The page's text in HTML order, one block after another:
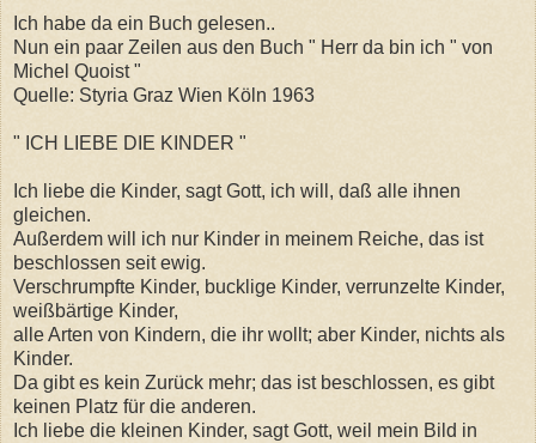
Ich habe da ein Buch gelesen..
Nun ein paar Zeilen aus den Buch " Herr da bin ich " von
Michel Quoist "
Quelle: Styria Graz Wien Köln 1963
" ICH LIEBE DIE KINDER "
Ich liebe die Kinder, sagt Gott, ich will, daß alle ihnen
gleichen.
Außerdem will ich nur Kinder in meinem Reiche, das ist
beschlossen seit ewig.
Verschrumpfte Kinder, bucklige Kinder, verrunzelte Kinder,
weißbärtige Kinder,
alle Arten von Kindern, die ihr wollt; aber Kinder, nichts als
Kinder.
Da gibt es kein Zurück mehr; das ist beschlossen, es gibt
keinen Platz für die anderen.
Ich liebe die kleinen Kinder, sagt Gott, weil mein Bild in